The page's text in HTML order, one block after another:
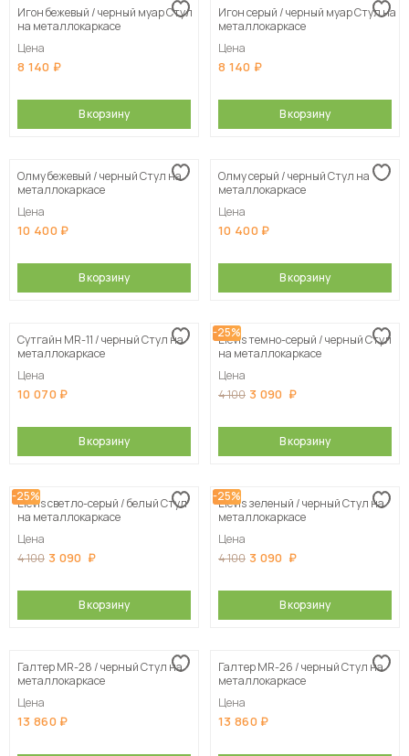
Игон бежевый / черный муар Стул
на металлокаркасе
Цена
8 140
В корзину
Игон серый / черный муар Стул на
металлокаркасе
Цена
8 140
В корзину
Олму бежевый / черный Стул на
металлокаркасе
Цена
10 400
В корзину
Олму серый / черный Стул на
металлокаркасе
Цена
10 400
В корзину
Сутгайн MR-11 / черный Стул на
металлокаркасе
Цена
10 070
В корзину
-25%
Elevis темно-серый / черный Стул
на металлокаркасе
Цена
4 100 3 090
В корзину
-25%
Elevis светло-серый / белый Стул
на металлокаркасе
Цена
4 100 3 090
В корзину
-25%
Elevis зеленый / черный Стул на
металлокаркасе
Цена
4 100 3 090
В корзину
Галтер MR-28 / черный Стул на
металлокаркасе
Цена
13 860
Галтер MR-26 / черный Стул на
металлокаркасе
Цена
13 860